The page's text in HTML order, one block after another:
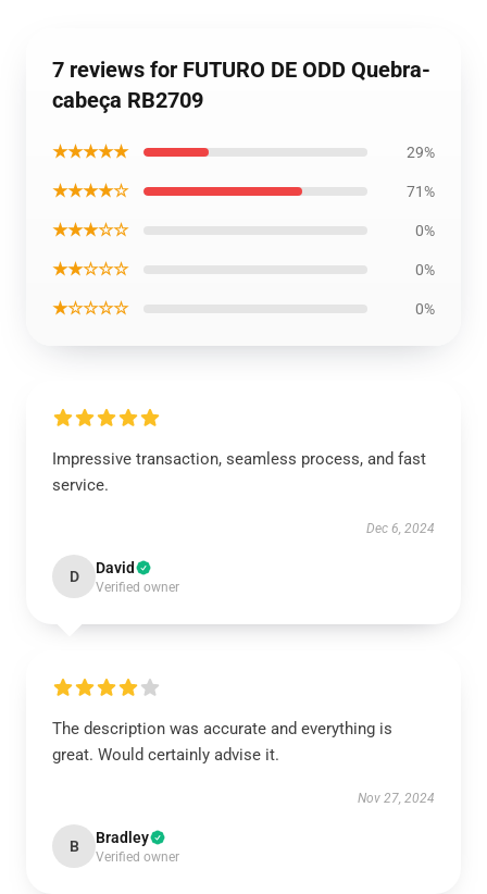
7 reviews for FUTURO DE ODD Quebra-
cabeça RB2709
★★★★★ 29%
★★★★☆ 71%
★★★☆☆ 0%
★★☆☆☆ 0%
★☆☆☆☆ 0%
Impressive transaction, seamless process, and fast
service.
Dec 6, 2024
D David
Verified owner
The description was accurate and everything is
great. Would certainly advise it.
Nov 27, 2024
B Bradley
Verified owner